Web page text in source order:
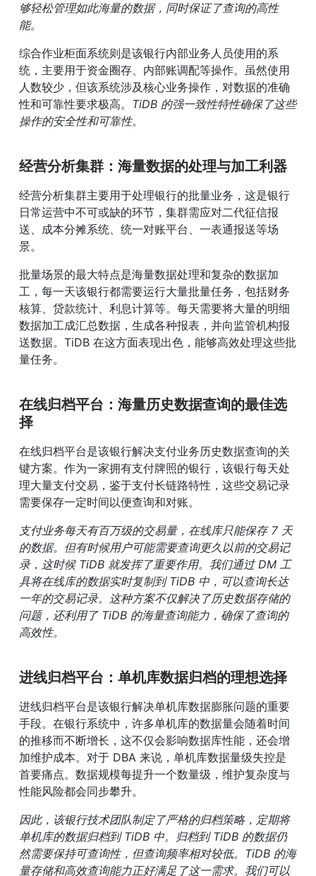
够轻松管理如此海量的数据，同时保证了查询的高性
能。
综合作业柜面系统则是该银行内部业务人员使用的系
统，主要用于资金圈存、内部账调配等操作。虽然使用
人数较少，但该系统涉及核心业务操作，对数据的准确
性和可靠性要求极高。 TiDB 的强一致性特性确保了这些
操作的安全性和可靠性。
经营分析集群：海量数据的处理与加工利器
经营分析集群主要用于处理银行的批量业务，这是银行
日常运营中不可或缺的环节，集群需应对二代征信报
送、成本分摊系统、统一对账平台、一表通报送等场
景。
批量场景的最大特点是海量数据处理和复杂的数据加
工，每一天该银行都需要运行大量批量任务，包括财务
核算、贷款统计、利息计算等。每天需要将大量的明细
数据加工成汇总数据，生成各种报表，并向监管机构报
送数据。TiDB 在这方面表现出色，能够高效处理这些批
量任务。
在线归档平台：海量历史数据查询的最佳选
择
在线归档平台是该银行解决支付业务历史数据查询的关
键方案。作为一家拥有支付牌照的银行，该银行每天处
理大量支付交易，鉴于支付长链路特性，这些交易记录
需要保存一定时间以便查询和对账。
支付业务每天有百万级的交易量，在线库只能保存 7 天
的数据。但有时候用户可能需要查询更久以前的交易记
录，这时候 TiDB 就发挥了重要作用。我们通过 DM 工
具将在线库的数据实时复制到 TiDB 中，可以查询长达
一年的交易记录。这种方案不仅解决了历史数据存储的
问题，还利用了 TiDB 的海量查询能力，确保了查询的
高效性。
进线归档平台：单机库数据归档的理想选择
进线归档平台是该银行解决单机库数据膨胀问题的重要
手段。在银行系统中，许多单机库的数据量会随着时间
的推移而不断增长，这不仅会影响数据库性能，还会增
加维护成本。对于 DBA 来说，单机库数据量级失控是
首要痛点。数据规模每提升一个数量级，维护复杂度与
性能风险都会同步攀升。
因此，该银行技术团队制定了严格的归档策略，定期将
单机库的数据归档到 TiDB 中。归档到 TiDB 的数据仍
然需要保持可查询性，但查询频率相对较低。TiDB 的海
量存储和高效查询能力正好满足了这一需求。我们可以